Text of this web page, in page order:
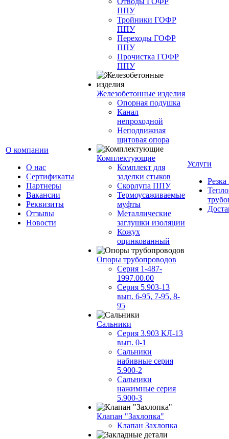
О компании
О нас
Сертификаты
Партнеры
Вакансии
Реквизиты
Отзывы
Новости
ППУ
Тройники ГОФР
ППУ
Переходы ГОФР
ППУ
Прочистка ГОФР
ППУ
Железобетонные изделия
Опорная подушка
Канал
непроходной
Неподвижная
щитовая опора
Комплектующие
Комплект для
заделки стыков
Скорлупа ППУ
Термоусаживаемые
муфты
Металлические
заглушки изоляции
Кожух
оцинкованный
Опоры трубопроводов
Серия 1-487-
1997.00.00
Серия 5.903-13
вып. 6-95, 7-95, 8-
95
Сальники
Серия 3.903 КЛ-13
вып. 0-1
Сальники
набивные серия
5.900-2
Сальники
нажимные серия
5.900-3
Клапан "Захлопка"
Клапан Захлопка
Услуги
Резка